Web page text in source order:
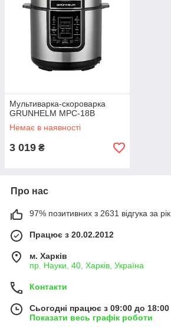
Мультиварка-скороварка
GRUNHELM МРС-18В
Немає в наявності
3 019 ₴
Про нас
97% позитивних з 2631 відгука за рік
Працює з 20.02.2012
м. Харків
пр. Науки, 40, Харків, Україна
Контакти
Сьогодні працює з 09:00 до 18:00
Показати весь графік роботи